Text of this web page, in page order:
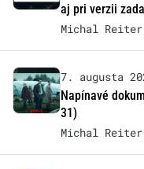
aj pri verzii
Michal Reiter
7. augusta
Napínavé
31)
Michal Reiter